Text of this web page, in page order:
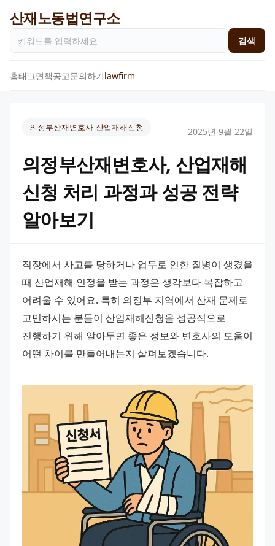
산재노동법연구소
검색
홈태그면책공고문의하기lawfirm
의정부산재변호사-산업재해신청 2025년 9월 22일
의정부산재변호사, 산업재해
신청 처리 과정과 성공 전략
알아보기
직장에서 사고를 당하거나 업무로 인한 질병이 생겼을
때 산업재해 인정을 받는 과정은 생각보다 복잡하고
어려울 수 있어요. 특히 의정부 지역에서 산재 문제로
고민하시는 분들이 산업재해신청을 성공적으로
진행하기 위해 알아두면 좋은 정보와 변호사의 도움이
어떤 차이를 만들어내는지 살펴보겠습니다.